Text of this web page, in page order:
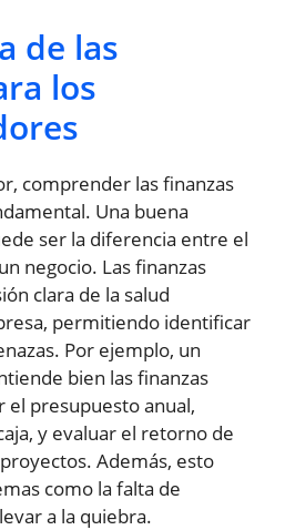
de las
los
comprender las finanzas
Una buena
ser la diferencia entre el
negocio. Las finanzas
clara de la salud
permitiendo identificar
Por ejemplo, un
bien las finanzas
el presupuesto anual,
y evaluar el retorno de
Además, esto
como la falta de
a la quiebra.